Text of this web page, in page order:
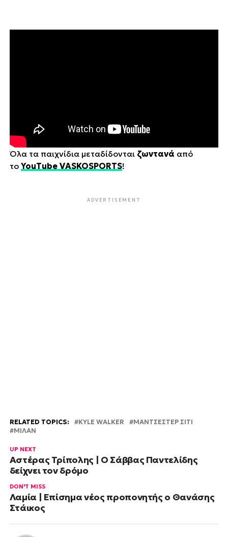
Όλα τα παιχνίδια μεταδίδονται ζωντανά από
το YouTube VASKOSPORTS!
ADVERTISEMENT
RELATED TOPICS: KYLE WALKER
ΜΑΝΤΣΕΣΤΕΡ ΣΙΤΙ
ΜΙΛΑΝ
UP NEXT
Αστέρας Τρίπολης | Ο Σάββας Παντελίδης
δείχνει τον δρόμο
DON'T MISS
Λαμία | Επίσημα νέος προπονητής ο Θανάσης
Στάικος